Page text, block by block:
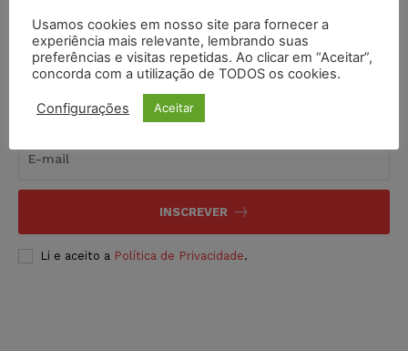
Inscreva-se
INSCREVER
Li e aceito a Política de Privacidade.
Usamos cookies em nosso site para fornecer a
experiência mais relevante, lembrando suas
preferências e visitas repetidas. Ao clicar em “Aceitar”,
concorda com a utilização de TODOS os cookies.
Configurações Aceitar